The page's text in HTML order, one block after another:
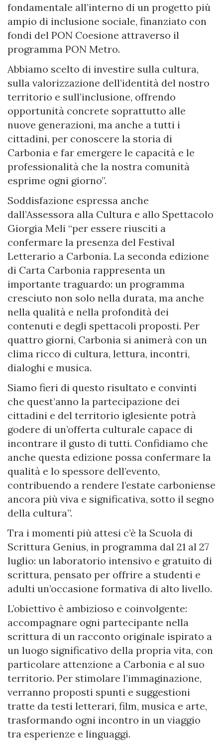
fondamentale all’interno di un progetto più
ampio di inclusione sociale, finanziato con
fondi del PON Coesione attraverso il
programma PON Metro.
Abbiamo scelto di investire sulla cultura,
sulla valorizzazione dell’identità del nostro
territorio e sull’inclusione, offrendo
opportunità concrete soprattutto alle
nuove generazioni, ma anche a tutti i
cittadini, per conoscere la storia di
Carbonia e far emergere le capacità e le
professionalità che la nostra comunità
esprime ogni giorno”.
Soddisfazione espressa anche
dall’Assessora alla Cultura e allo Spettacolo
Giorgia Meli “per essere riusciti a
confermare la presenza del Festival
Letterario a Carbonia. La seconda edizione
di Carta Carbonia rappresenta un
importante traguardo: un programma
cresciuto non solo nella durata, ma anche
nella qualità e nella profondità dei
contenuti e degli spettacoli proposti. Per
quattro giorni, Carbonia si animerà con un
clima ricco di cultura, lettura, incontri,
dialoghi e musica.
Siamo fieri di questo risultato e convinti
che quest’anno la partecipazione dei
cittadini e del territorio iglesiente potrà
godere di un’offerta culturale capace di
incontrare il gusto di tutti. Confidiamo che
anche questa edizione possa confermare la
qualità e lo spessore dell’evento,
contribuendo a rendere l’estate carboniense
ancora più viva e significativa, sotto il segno
della cultura”.
Tra i momenti più attesi c’è la Scuola di
Scrittura Genius, in programma dal 21 al 27
luglio: un laboratorio intensivo e gratuito di
scrittura, pensato per offrire a studenti e
adulti un’occasione formativa di alto livello.
L’obiettivo è ambizioso e coinvolgente:
accompagnare ogni partecipante nella
scrittura di un racconto originale ispirato a
un luogo significativo della propria vita, con
particolare attenzione a Carbonia e al suo
territorio. Per stimolare l’immaginazione,
verranno proposti spunti e suggestioni
tratte da testi letterari, film, musica e arte,
trasformando ogni incontro in un viaggio
tra esperienze e linguaggi.